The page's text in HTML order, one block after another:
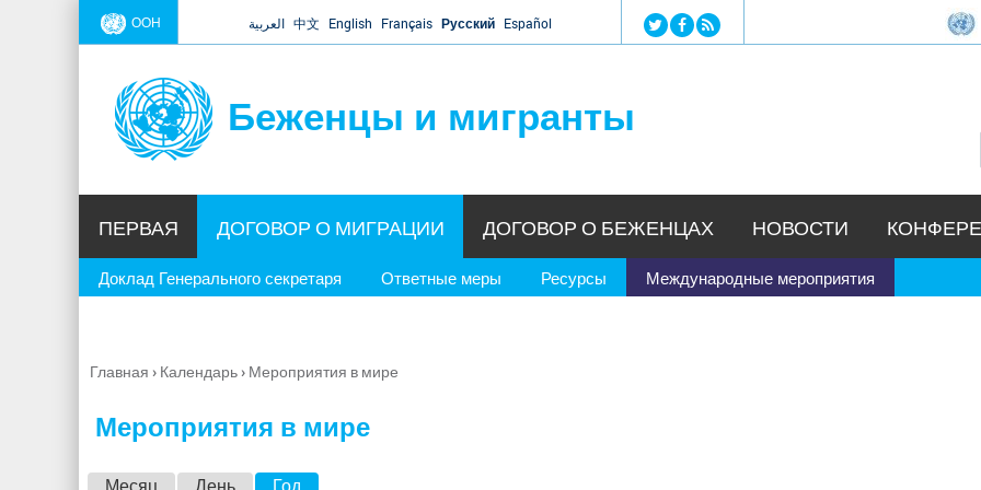
Jump to navigation
ООН العربية 中文 English Français Русский Español
Беженцы и мигранты
ПЕРВАЯ ДОГОВОР О МИГРАЦИИ
Доклад Генерального секретаря Ответные меры Ресурсы Международные мероприятия
ДОГОВОР О БЕЖЕНЦАХ НОВОСТИ
Вы
Главная › Календарь› Мероприятия в мире
Мероприятия в мире